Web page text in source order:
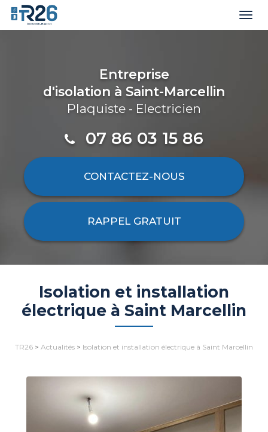
Entreprise
d'isolation à Saint-Marcellin
Plaquiste - Electricien
07 86 03 15 86
CONTACTEZ-NOUS
RAPPEL GRATUIT
Isolation et installation
électrique à Saint Marcellin
TR26 > Actualités > Isolation et installation électrique à Saint Marcellin